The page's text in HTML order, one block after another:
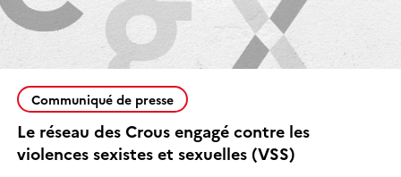
Le réseau des Crous engagé contre les
violences sexistes et sexuelles (VSS)
Communiqué de presse